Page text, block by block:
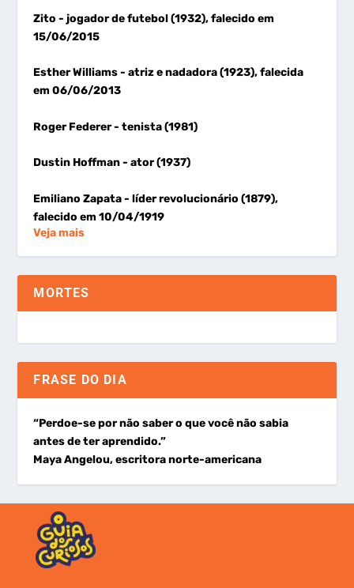
Zito- jogador de futebol (1932), falecido em
15/06/2015
Esther Williams- atriz e nadadora (1923), falecida
em 06/06/2013
Roger Federer- tenista (1981)
Dustin Hoffman- ator (1937)
Emiliano Zapata- líder revolucionário (1879),
falecido em 10/04/1919
Veja mais
MORTES
FRASE DO DIA
“Perdoe-se por não saber o que você não sabia
antes de ter aprendido.”
Maya Angelou, escritora norte-americana